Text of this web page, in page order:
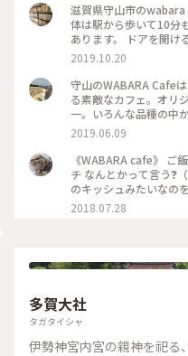
滋賀県守山市の
体は駅から歩いて10分
あります。 ドアを開ける前から大きな窓からバラが見える…♡
開けるとバラがお出迎えしてくれ
経営されているようで
バラエキスを選んでお
ー？を混ぜた紅茶を飲
本好きなバラを選んで
2019.10.20
守山のWABARA Cafe
る素敵なカフェ。オリ
一。いろんな品種の中
農園 Rose Farm KEIJI
加した後、WABARA
ならぬ『わばらすくい
な。 #ローズファームケイジ#わばら#わばらすくい
2019.06.09
《WABARA cafe》 ご
チ なんとかって言う❓
のキッシュみたいなの
が すごく身体に良いも
も2時間無料券を頂
2018.07.28
多賀大社
タガタイシャ
伊勢神宮内宮の親神を祀る